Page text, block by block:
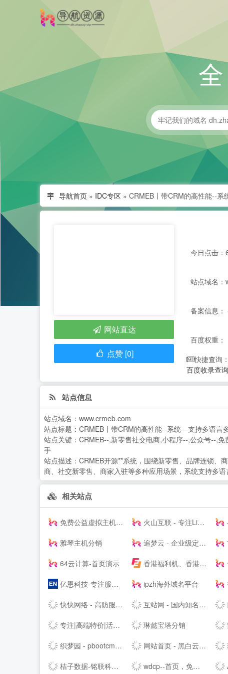
导航首页 » IDC专区 » CRMEB丨带CRM的高性能--
今日点击：
站点域名：
备案信息：
百度权重：
快捷查询：
百度收录查询
网站直达
点赞 [0]
站点信息
站点域名： www.crmeb.com
站点标题： CRMEB丨带CRM的高性能--系统—支持多语言
站点关键： CRMEB--,新零售社交电商,小程序--,公众号--,
手
站点描述： CRMEB开源**系统，围绕新零售、品牌连锁、
商、社交新零售、商家入驻等多种应用场景，系统支持多
相关站点
免费公益虚拟主机|雷电云互联-公益挂机宝_公益vps挂机宝_公益云电脑_3元挂机宝_4元挂机宝_低价挂机宝_低价云电脑_5元挂机宝_达龙云电脑-挂机宝官网 火山互联 - 专注Linux应用,弹性云主机 - 四川火山互联信息科技有限责任公司
雅琴主机分销 追梦云 - 企业级定制高防云服务器、虚拟主机、服务器租用托管服务提供商
64云计算-首页演示 香港福利机、香港云服务器、美国站群VPS及物理主机提供商
亿恩科技-专注服务器托管22年 ipzh海外域名平台
快快网络 - 高防服务器租用,DDOS高防清洗,高防BGP服务器 互站网 - 国内知名的网站交易、源码交易、域名交易服务中心
专注|高端特价|活动主机| 无套路|续费同价|等主机服务器产品 - 飞凤互联 琳懿宝塔分销
织梦园 - pbootcms模板_云优模板_Wordpress主题模板_网站模板下载站 网站首页 - 黑白云-用心服务
桔子数据-铭联科技-企业级云服务器、虚拟主机、服务器租用托管服务提供商-桔子数据 wdcp--首页，免费好用易用的Linux服务器云主机管理系统面板